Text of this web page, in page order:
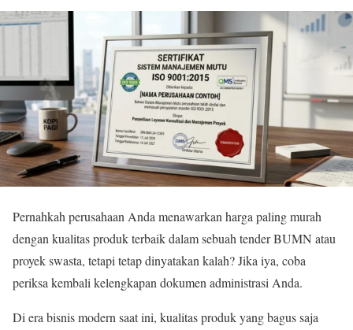
Pernahkah perusahaan Anda menawarkan harga paling murah
dengan kualitas produk terbaik dalam sebuah tender BUMN atau
proyek swasta, tetapi tetap dinyatakan kalah? Jika iya, coba
periksa kembali kelengkapan dokumen administrasi Anda.
Di era bisnis modern saat ini, kualitas produk yang bagus saja